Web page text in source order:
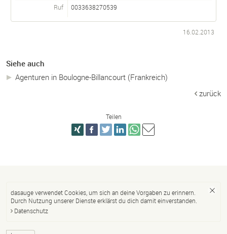
Ruf 0033638270539
16.02.2013
Siehe auch
Agenturen in Boulogne-Billancourt (Frankreich)
zurück
Teilen
dasauge verwendet Cookies, um sich an deine Vorgaben zu erinnern.
Durch Nutzung unserer Dienste erklärst du dich damit einverstanden.
Datenschutz